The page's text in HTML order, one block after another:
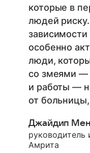
которые в
людей
особенно
люди,
со змеями —
и работы —
от
Джайдип
руководитель
Амрита